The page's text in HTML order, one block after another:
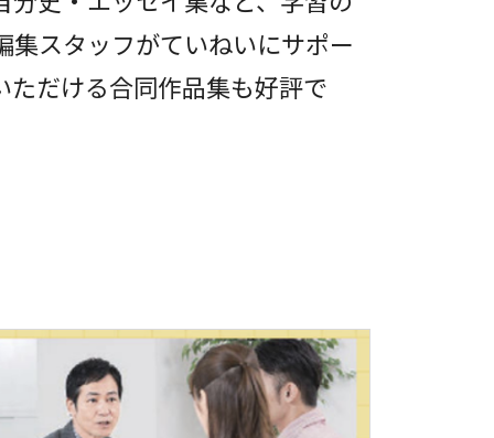
スタッフがていねいにサポー
だける合同作品集も好評で